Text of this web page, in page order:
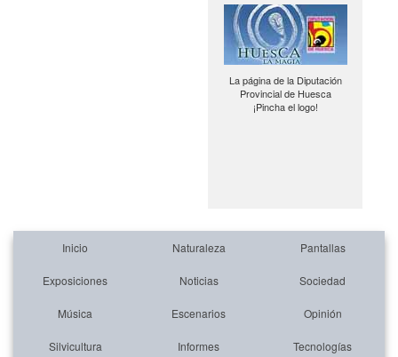
La página de la Diputación
Provincial de Huesca
¡Pincha el logo!
Inicio Naturaleza Pantallas
Exposiciones Noticias Sociedad
Música Escenarios Opinión
Silvicultura Informes Tecnologías